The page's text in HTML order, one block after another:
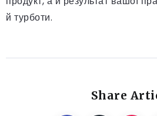
й турботи.
Share